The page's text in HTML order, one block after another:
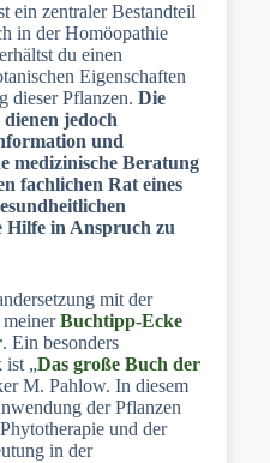
ein zentraler Bestandteil
in der Homöopathie
du einen
Eigenschaften
dieser Pflanzen. Die
jedoch
und
medizinische Beratung
fachlichen Rat eines
Hilfe in Anspruch zu
mit der
Buchtipp-Ecke
. Ein besonders
ist „Das große Buch der
M. Pahlow. In diesem
der Pflanzen
und der
in der